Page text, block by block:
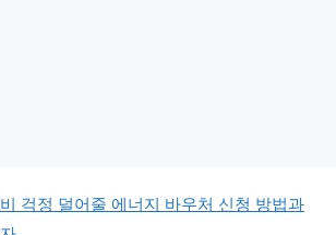
걱정 덜어줄 에너지 바우처 신청 방법과